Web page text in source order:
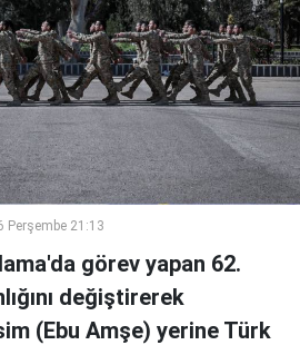
Perşembe 21:13
görev yapan 62.
değiştirerek
(Ebu Amşe) yerine Türk